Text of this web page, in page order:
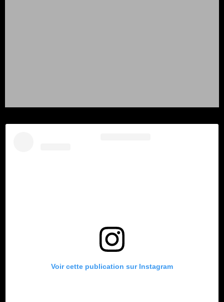
Voir cette publication sur Instagram